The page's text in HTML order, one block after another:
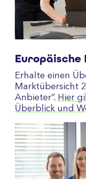
Erhalte einen
Marktübersicht
Anbieter”. Hier
Überblick und